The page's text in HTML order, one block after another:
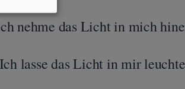
nehme das Licht in mich
lasse das Licht in mir